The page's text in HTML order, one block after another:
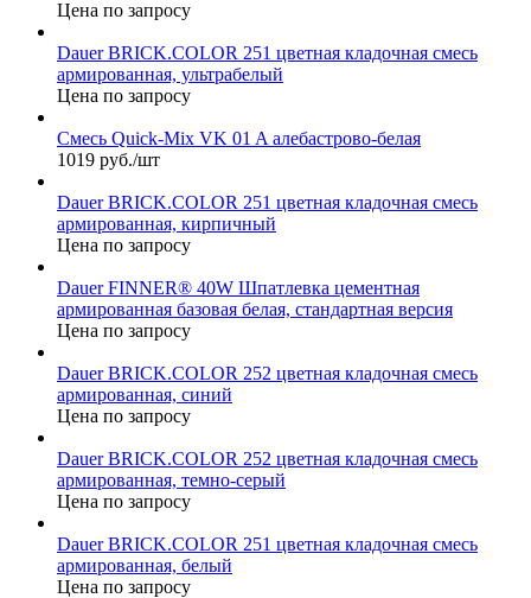
Цена по запросу
Dauer BRICK.COLOR 251 цветная кладочная смесь
армированная, ультрабелый
Цена по запросу
Смесь Quick-Mix VK 01 A алебастрово-белая
1019 руб./шт
Dauer BRICK.COLOR 251 цветная кладочная смесь
армированная, кирпичный
Цена по запросу
Dauer FINNER® 40W Шпатлевка цементная
армированная базовая белая, стандартная версия
Цена по запросу
Dauer BRICK.COLOR 252 цветная кладочная смесь
армированная, синий
Цена по запросу
Dauer BRICK.COLOR 252 цветная кладочная смесь
армированная, темно-серый
Цена по запросу
Dauer BRICK.COLOR 251 цветная кладочная смесь
армированная, белый
Цена по запросу